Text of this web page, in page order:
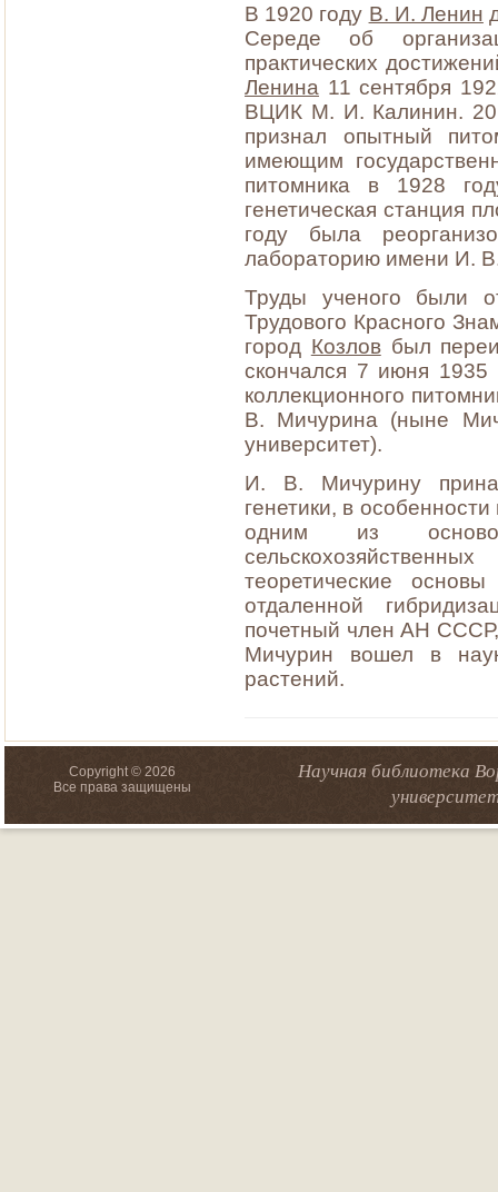
В 1920 году В. И. Ленин
Середе об
практических
Ленина 11 сентября
ВЦИК М. И. Калинин.
признал опытный
имеющим
питомника в 1928
генетическая станция
году была
лабораторию имени И.
Труды ученого были
Трудового Красного
город Козловбыл
скончался 7 июня
коллекционного
В. Мичурина (ныне
университет).
И. В. Мичурину
генетики, в
одним из
теоретические
отдаленной
почетный член АН
Мичурин вошел в
растений.
Copyright © 2026
Все права защищены
Научная библиотека